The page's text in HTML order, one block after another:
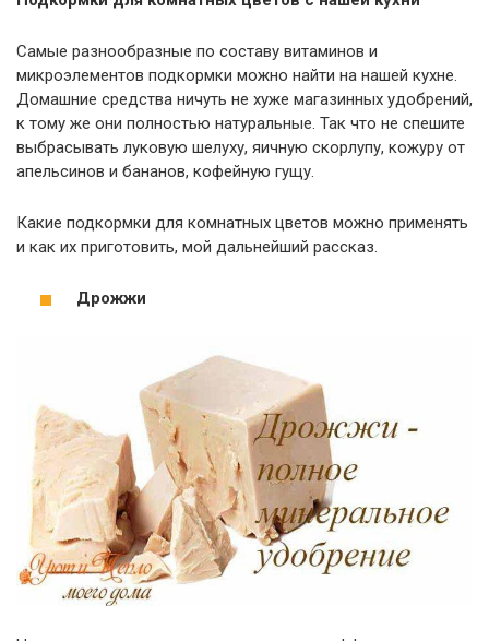
Самые разнообразные по составу витаминов и
микроэлементов подкормки можно найти на нашей кухне.
Домашние средства ничуть не хуже магазинных удобрений,
к тому же они полностью натуральные. Так что не спешите
выбрасывать луковую шелуху, яичную скорлупу, кожуру от
апельсинов и бананов, кофейную гущу.
Какие подкормки для комнатных цветов можно применять
и как их приготовить, мой дальнейший рассказ.
Дрожжи